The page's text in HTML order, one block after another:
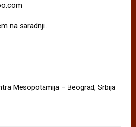
na saradnji…
Mesopotamija – Beograd, Srbija